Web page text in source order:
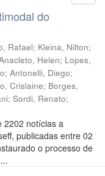
do
Rafael; Kleina, Nilton;
Helen; Lopes,
; Antonelli, Diego;
Crislaine; Borges,
; Sordi, Renato;
2202 notícias a
publicadas entre 02
o processo de